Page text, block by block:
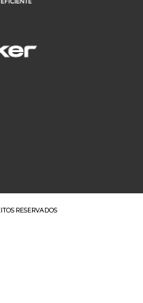
RESERVADOS